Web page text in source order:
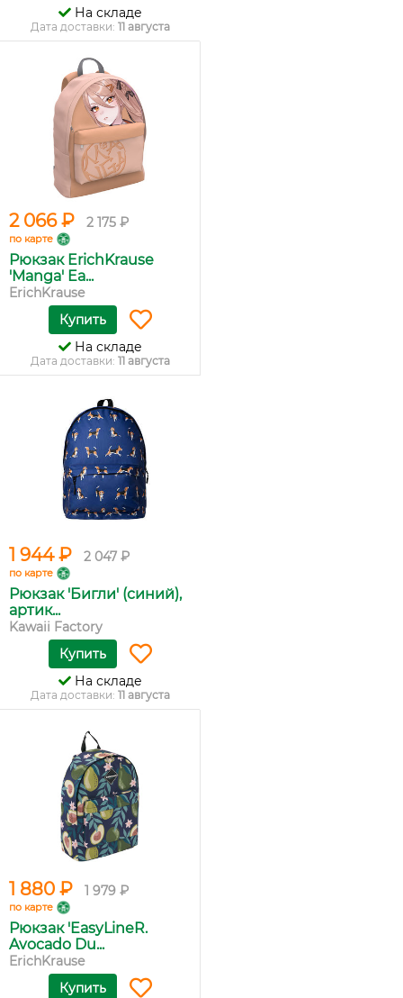
На складе
Дата доставки: 11 августа
2 066 ₽ 2 175 ₽
по карте
Рюкзак ErichKrause
'Manga' Ea...
ErichKrause
Купить
На складе
Дата доставки: 11 августа
1 944 ₽ 2 047 ₽
по карте
Рюкзак 'Бигли' (синий),
артик...
Kawaii Factory
Купить
На складе
Дата доставки: 11 августа
1 880 ₽ 1 979 ₽
по карте
Рюкзак 'EasyLineR.
Avocado Du...
ErichKrause
Купить